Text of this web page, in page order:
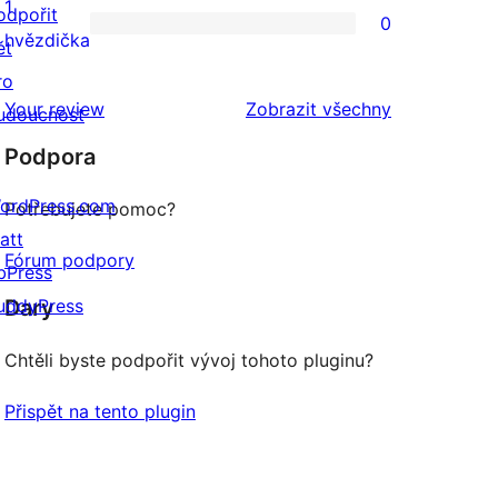
hodnocení
0
hodnocení
1
hvězdička
0
Your review Zobrazit všechnyrecenze
Podpora
Potřebujete pomoc?
Fórum podpory
Dary
Chtěli byste podpořit vývoj tohoto pluginu?
Přispět na tento plugin